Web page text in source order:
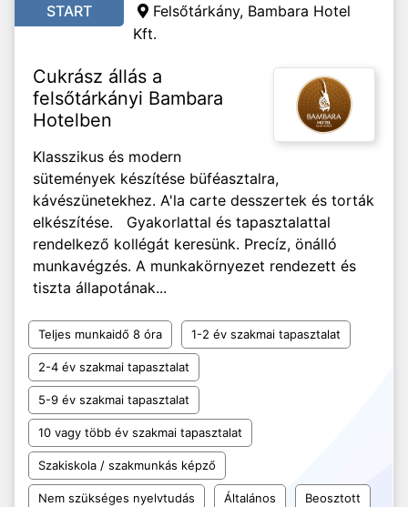
START
Felsőtárkány, Bambara Hotel
Kft.
Cukrász állás a
felsőtárkányi Bambara
Hotelben
Klasszikus és modern
sütemények készítése büféasztalra,
kávészünetekhez. A'la carte desszertek és torták
elkészítése. Gyakorlattal és tapasztalattal
rendelkező kollégát keresünk. Precíz, önálló
munkavégzés. A munkakörnyezet rendezett és
tiszta állapotának...
Teljes munkaidő 8 óra 1-2 év szakmai tapasztalat
2-4 év szakmai tapasztalat
5-9 év szakmai tapasztalat
10 vagy több év szakmai tapasztalat
Szakiskola / szakmunkás képző
Nem szükséges nyelvtudás Általános Beosztott